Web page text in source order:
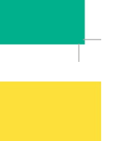
Тверской
при